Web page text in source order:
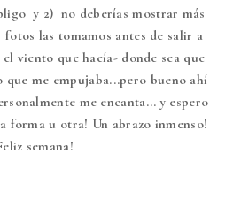
y 2) no deberías mostrar más
fotos las tomamos antes de salir a
viento que hacía- donde sea que
que me empujaba...pero bueno ahí
me encanta... y espero
forma u otra! Un abrazo inmenso!
semana!